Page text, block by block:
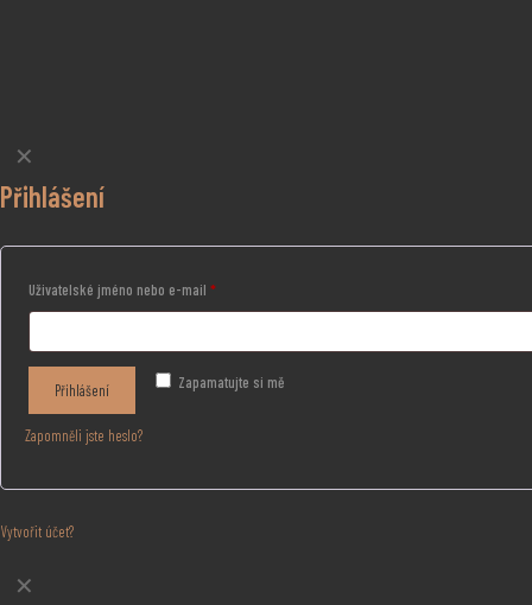
✕
Přihlášení
Uživatelské jméno nebo e-mail *
Zapamatujte si mě
Přihlášení
Zapomněli jste heslo?
Vytvořit účet?
✕